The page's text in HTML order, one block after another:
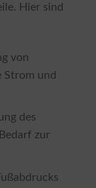
Hier sind
von
Strom und
des
zur